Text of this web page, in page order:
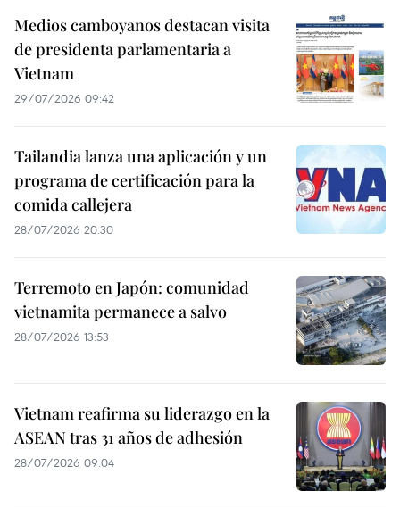
Medios camboyanos destacan visita
de presidenta parlamentaria a
Vietnam
29/07/2026 09:42
Tailandia lanza una aplicación y un
programa de certificación para la
comida callejera
28/07/2026 20:30
Terremoto en Japón: comunidad
vietnamita permanece a salvo
28/07/2026 13:53
Vietnam reafirma su liderazgo en la
ASEAN tras 31 años de adhesión
28/07/2026 09:04